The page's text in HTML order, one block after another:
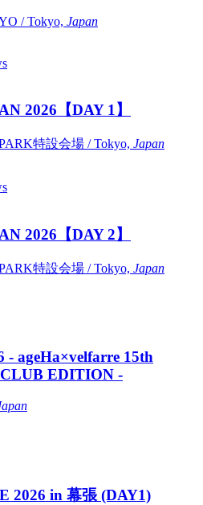
/ Tokyo, Japan
2026【DAY 1】
特設会場 / Tokyo, Japan
2026【DAY 2】
特設会場 / Tokyo, Japan
- ageHa×velfarre 15th
EDITION -
2026 in 幕張 (DAY1)